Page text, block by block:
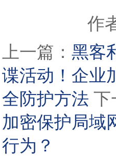
作
上一篇： 黑客
谍活动！企业
全防护方法 下
加密保护局域
行为？